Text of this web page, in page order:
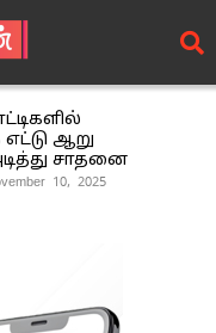
ஆறு
சாதனை
10, 2025